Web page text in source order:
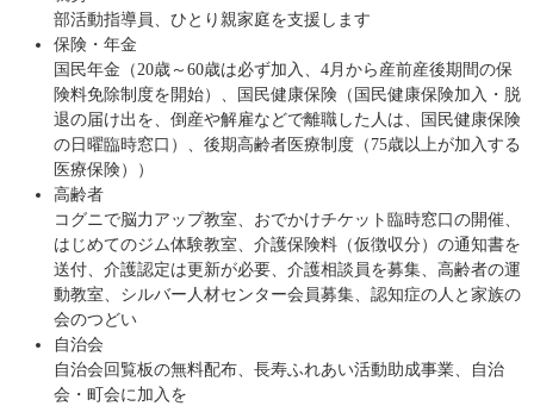
部活動指導員、ひとり親家庭を支援します
保険・年金
国民年金（20歳～60歳は必ず加入、4月から産前産後期間の保
険料免除制度を開始）、国民健康保険（国民健康保険加入・脱
退の届け出を、倒産や解雇などで離職した人は、国民健康保険
の日曜臨時窓口）、後期高齢者医療制度（75歳以上が加入する
医療保険））
高齢者
コグニで脳力アップ教室、おでかけチケット臨時窓口の開催、
はじめてのジム体験教室、介護保険料（仮徴収分）の通知書を
送付、介護認定は更新が必要、介護相談員を募集、高齢者の運
動教室、シルバー人材センター会員募集、認知症の人と家族の
会のつどい
自治会
自治会回覧板の無料配布、長寿ふれあい活動助成事業、自治
会・町会に加入を